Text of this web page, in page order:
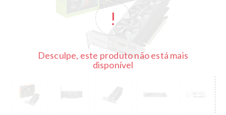
Desculpe, este produto não está mais
disponível